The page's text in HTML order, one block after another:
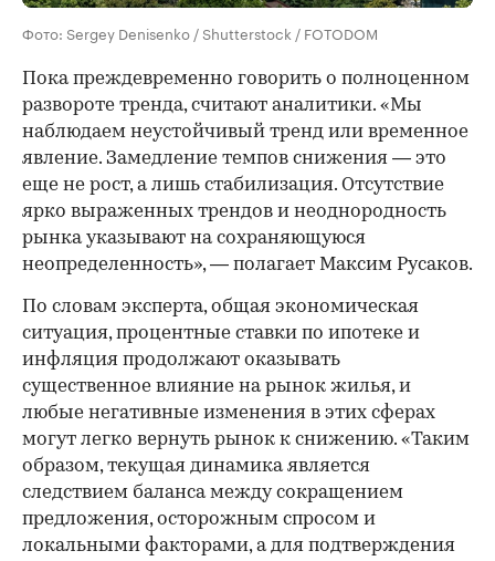
Фото: Sergey Denisenko / Shutterstock / FOTODOM
Пока преждевременно говорить о полноценном
развороте тренда, считают аналитики. «Мы
наблюдаем неустойчивый тренд или временное
явление. Замедление темпов снижения — это
еще не рост, а лишь стабилизация. Отсутствие
ярко выраженных трендов и неоднородность
рынка указывают на сохраняющуюся
неопределенность», — полагает Максим Русаков.
По словам эксперта, общая экономическая
ситуация, процентные ставки по ипотеке и
инфляция продолжают оказывать
существенное влияние на рынок жилья, и
любые негативные изменения в этих сферах
могут легко вернуть рынок к снижению. «Таким
образом, текущая динамика является
следствием баланса между сокращением
предложения, осторожным спросом и
локальными факторами, а для подтверждения